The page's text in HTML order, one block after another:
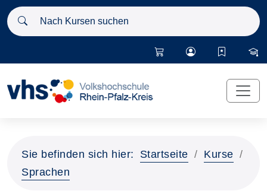
Nach Kursen suchen
Sie befinden sich hier: Startseite
Kurse
Sprachen